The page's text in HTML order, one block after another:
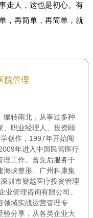
人，这也是初心。有
，再简单，再简单，就
院管理
辗转南北，从事过多种
、职业经理人、投资顾
创作，1997年开始闯
年进入中国民营医疗
理工作。曾先后服务于
海峡整形、广州科康集
圳市燊越医疗投资管理
管理咨询有限公司。
领域实战运营管理专
验分享，从各类企业大